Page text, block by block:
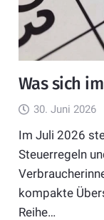
Was sich
30. Juni 2026
Im Juli 2026
Steuerregeln
kompakte
Reihe…